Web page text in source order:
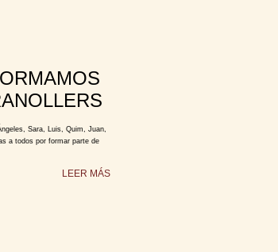
Sara, Luis, Quim, Juan,
a todos por formar parte de
LEER MÁS